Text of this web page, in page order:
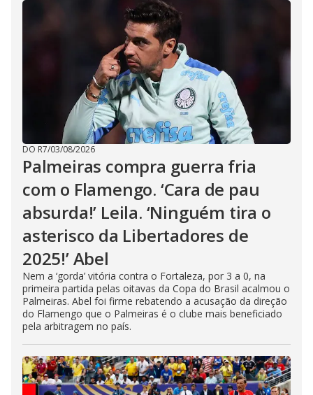
DO R7/03/08/2026
Palmeiras compra guerra fria
com o Flamengo. ‘Cara de pau
absurda!’ Leila. ‘Ninguém tira o
asterisco da Libertadores de
2025!’ Abel
Nem a ‘gorda’ vitória contra o Fortaleza, por 3 a 0, na
primeira partida pelas oitavas da Copa do Brasil acalmou o
Palmeiras. Abel foi firme rebatendo a acusação da direção
do Flamengo que o Palmeiras é o clube mais beneficiado
pela arbitragem no país.